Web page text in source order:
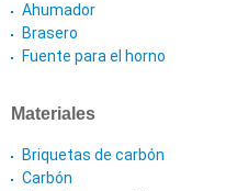
Ahumador
Brasero
Fuente para el horno
Materiales
Briquetas de carbón
Carbón